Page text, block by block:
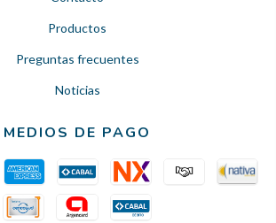
Productos
Preguntas frecuentes
Noticias
MEDIOS DE PAGO